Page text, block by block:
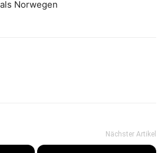
Norwegen
Nächster Artikel